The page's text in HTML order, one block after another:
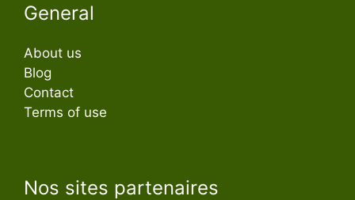
General
About us
Blog
Contact
Terms of use
Nos sites partenaires